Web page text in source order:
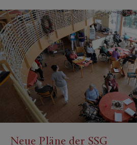
Neue Pläne der SSG